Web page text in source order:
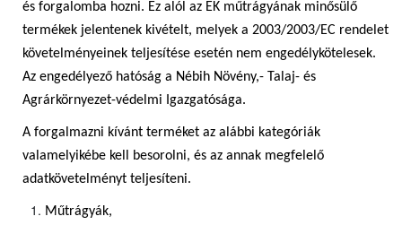
és forgalomba hozni. Ez alól az EK műtrágyának minősülő
termékek jelentenek kivételt, melyek a 2003/2003/EC rendelet
követelményeinek teljesítése esetén nem engedélykötelesek.
Az engedélyező hatóság a Nébih Növény,- Talaj- és
Agrárkörnyezet-védelmi Igazgatósága.
A forgalmazni kívánt terméket az alábbi kategóriák
valamelyikébe kell besorolni, és az annak megfelelő
adatkövetelményt teljesíteni.
Műtrágyák,